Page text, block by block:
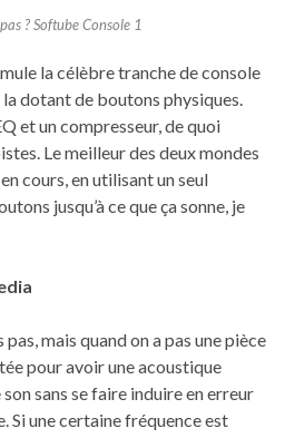
? Softube Console 1
la célèbre tranche de console
dotant de boutons physiques.
et un compresseur, de quoi
Le meilleur des deux mondes
cours, en utilisant un seul
jusqu’à ce que ça sonne, je
mais quand on a pas une pièce
pour avoir une acoustique
sans se faire induire en erreur
Si une certaine fréquence est